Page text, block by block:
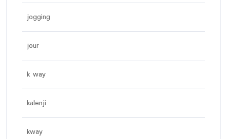
jogging
jour
k way
kalenji
kway